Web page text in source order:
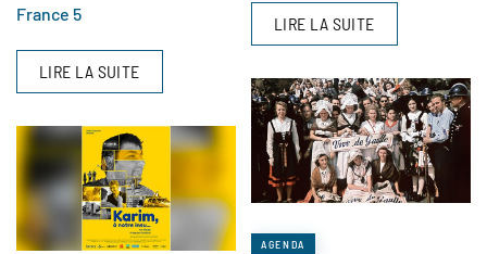
France 5
LIRE LA SUITE
LIRE LA SUITE
AGENDA